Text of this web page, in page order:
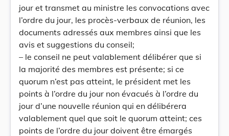
jour et transmet au ministre les convocations avec
l’ordre du jour, les procès-verbaux de réunion, les
documents adressés aux membres ainsi que les
avis et suggestions du conseil;
– le conseil ne peut valablement délibérer que si
la majorité des membres est présente; si ce
quorum n’est pas atteint, le président met les
points à l’ordre du jour non évacués à l’ordre du
jour d’une nouvelle réunion qui en délibérera
valablement quel que soit le quorum atteint; ces
points de l’ordre du jour doivent être émargés